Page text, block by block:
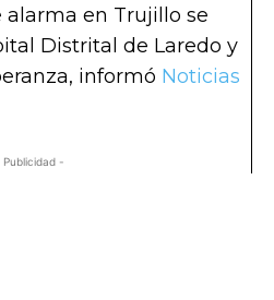
alarma en Trujillo se
Distrital de Laredo y
informó Noticias
Publicidad -